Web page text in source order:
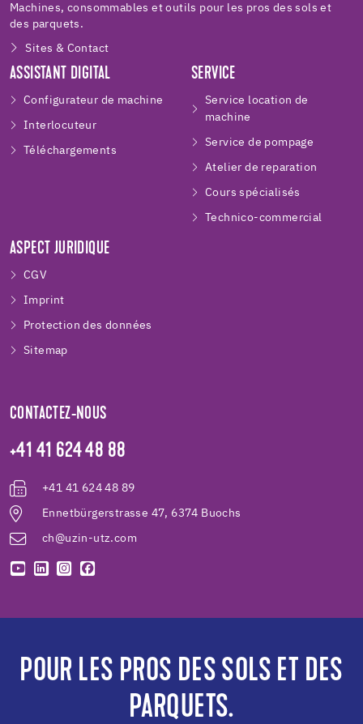
Machines, consommables et outils pour les pros des sols et
des parquets.
Sites & Contact
ASSISTANT DIGITAL
Configurateur de machine
Interlocuteur
Téléchargements
SERVICE
Service location de
machine
Service de pompage
Atelier de reparation
Cours spécialisés
Technico-commercial
ASPECT JURIDIQUE
CGV
Imprint
Protection des données
Sitemap
CONTACTEZ-NOUS
+41 41 624 48 88
+41 41 624 48 89
Ennetbürgerstrasse 47, 6374 Buochs
ch@uzin-utz.com
POUR LES PROS DES SOLS ET DES
PARQUETS.